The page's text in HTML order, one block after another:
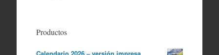
Productos